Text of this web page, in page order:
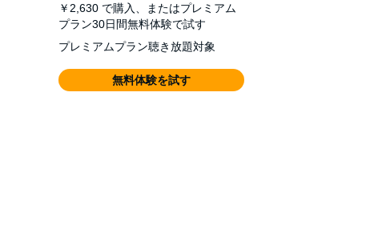
￥2,630 で購入、またはプレミアム
プラン30日間無料体験で試す
プレミアムプラン聴き放題対象
無料体験を試す